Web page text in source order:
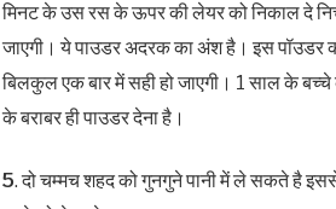
मिनट के उस रस के ऊपर की लेयर को निकाल दे
जाएगी। ये पाउडर अदरक का अंश है। इस पॉउडर
बिलकुल एक बार में सही हो जाएगी। 1 साल के
के बराबर ही पाउडर देना है।
5. दो चम्मच शहद को गुनगुने पानी में ले सकते है